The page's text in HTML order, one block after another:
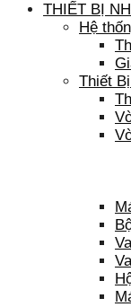
THIẾT BỊ
Hệ
Thiết